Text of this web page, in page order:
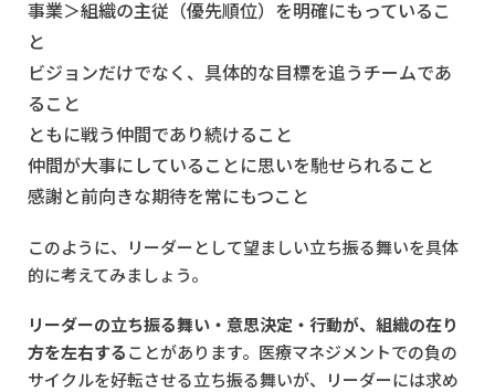
事業＞組織の主従（優先順位）を明確にもっているこ
と
ビジョンだけでなく、具体的な目標を追うチームであ
ること
ともに戦う仲間であり続けること
仲間が大事にしていることに思いを馳せられること
感謝と前向きな期待を常にもつこと
このように、リーダーとして望ましい立ち振る舞いを具体
的に考えてみましょう。
リーダーの立ち振る舞い・意思決定・行動が、組織の在り
方を左右する ことがあります。医療マネジメントでの負の
サイクルを好転させる立ち振る舞いが、リーダーには求め